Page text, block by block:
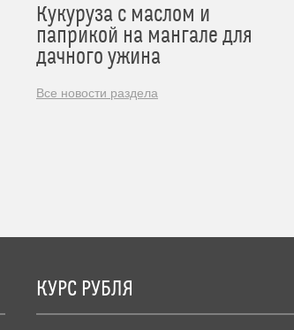
Кукуруза с маслом и
паприкой на мангале для
дачного ужина
Все новости раздела
КУРС РУБЛЯ